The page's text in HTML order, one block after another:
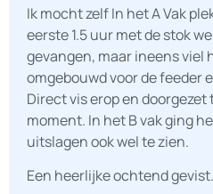
Ik mocht zelf In het A Vak
eerste 1.5 uur met de stok
gevangen, maar ineens viel
omgebouwd voor de feeder
Direct vis erop en
moment. In het B vak ging
uitslagen ook wel te zien.
Een heerlijke ochtend gevist.